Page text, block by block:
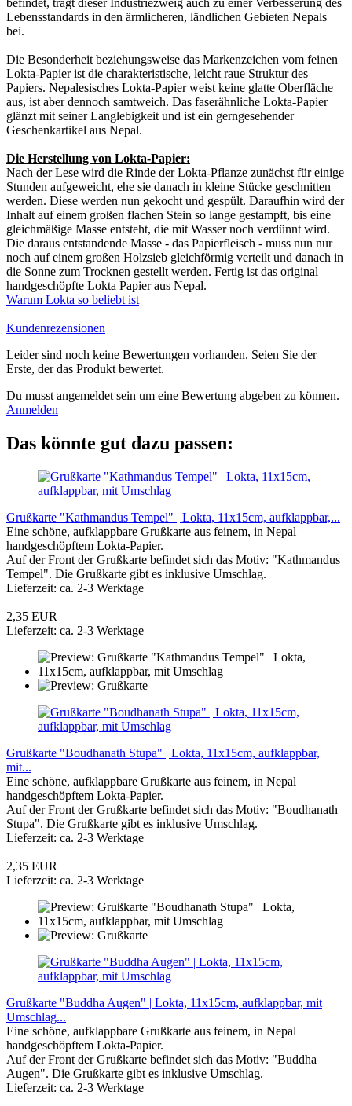
Lebensstandards in den ärmlicheren, ländlichen Gebieten Nepals
bei.
Die Besonderheit beziehungsweise das Markenzeichen vom feinen
Lokta-Papier ist die charakteristische, leicht raue Struktur des
Papiers. Nepalesisches Lokta-Papier weist keine glatte Oberfläche
aus, ist aber dennoch samtweich. Das faserähnliche Lokta-Papier
glänzt mit seiner Langlebigkeit und ist ein gerngesehender
Geschenkartikel aus Nepal.
Die Herstellung von Lokta-Papier:
Nach der Lese wird die Rinde der Lokta-Pflanze zunächst für einige
Stunden aufgeweicht, ehe sie danach in kleine Stücke geschnitten
werden. Diese werden nun gekocht und gespült. Daraufhin wird der
Inhalt auf einem großen flachen Stein so lange gestampft, bis eine
gleichmäßige Masse entsteht, die mit Wasser noch verdünnt wird.
Die daraus entstandende Masse - das Papierfleisch - muss nun nur
noch auf einem großen Holzsieb gleichförmig verteilt und danach in
die Sonne zum Trocknen gestellt werden. Fertig ist das original
handgeschöpfte Lokta Papier aus Nepal.
Warum Lokta so beliebt ist
Kundenrezensionen
Leider sind noch keine Bewertungen vorhanden. Seien Sie der
Erste, der das Produkt bewertet.
Du musst angemeldet sein um eine Bewertung abgeben zu können.
Anmelden
Das könnte gut dazu passen:
Grußkarte "Kathmandus Tempel" | Lokta, 11x15cm, aufklappbar,...
Eine schöne, aufklappbare Grußkarte aus feinem, in Nepal
handgeschöpftem Lokta-Papier.
Auf der Front der Grußkarte befindet sich das Motiv: "Kathmandus
Tempel". Die Grußkarte gibt es inklusive Umschlag.
Lieferzeit: ca. 2-3 Werktage
2,35 EUR
Lieferzeit: ca. 2-3 Werktage
Grußkarte "Boudhanath Stupa" | Lokta, 11x15cm, aufklappbar,
mit...
Eine schöne, aufklappbare Grußkarte aus feinem, in Nepal
handgeschöpftem Lokta-Papier.
Auf der Front der Grußkarte befindet sich das Motiv: "Boudhanath
Stupa". Die Grußkarte gibt es inklusive Umschlag.
Lieferzeit: ca. 2-3 Werktage
2,35 EUR
Lieferzeit: ca. 2-3 Werktage
Grußkarte "Buddha Augen" | Lokta, 11x15cm, aufklappbar, mit
Umschlag...
Eine schöne, aufklappbare Grußkarte aus feinem, in Nepal
handgeschöpftem Lokta-Papier.
Auf der Front der Grußkarte befindet sich das Motiv: "Buddha
Augen". Die Grußkarte gibt es inklusive Umschlag.
Lieferzeit: ca. 2-3 Werktage